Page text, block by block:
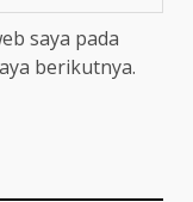
saya pada
berikutnya.